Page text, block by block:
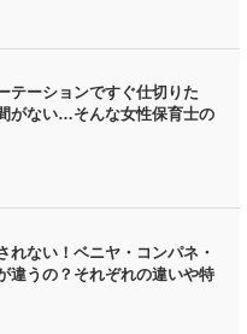
テーションですぐ仕切りた
がない…そんな女性保育士の
れない！ベニヤ・コンパネ・
違うの？それぞれの違いや特